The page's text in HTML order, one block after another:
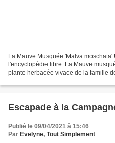
La Mauve Musquée 'Malva moschata'
l'encyclopédie libre. La Mauve
plante herbacée vivace de la famille
Escapade à la
Publié le 09/04/2021 à 15:46
Par Evelyne, Tout Simplement